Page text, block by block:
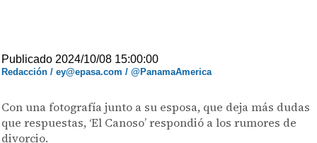
Publicado 2024/10/08 15:00:00
Redacción / ey@epasa.com / @PanamaAmerica
Con una fotografía junto a su esposa, que deja más dudas
que respuestas, ‘El Canoso’ respondió a los rumores de
divorcio.